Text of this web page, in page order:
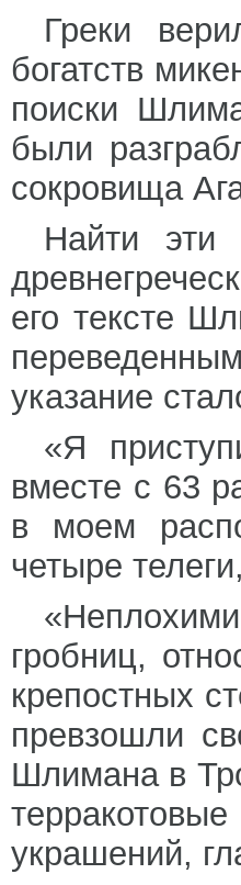
Греки
богатств
поиски
были
сокровища
Найти эти
его тексте
указание
«Я
вместе с 63
в моем
четыре
гробниц,
крепостных
превзошли
Шлимана в
украшений,